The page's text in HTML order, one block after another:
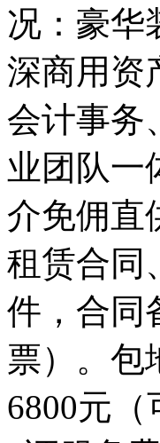
况：豪华
深商用资
会计事务
业团队一
介免佣直
租赁合同
件，合同
票）。包
6800元